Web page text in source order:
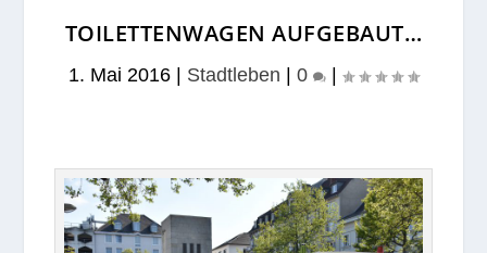
TOILETTENWAGEN AUFGEBAUT…
1. Mai 2016 Stadtleben 0